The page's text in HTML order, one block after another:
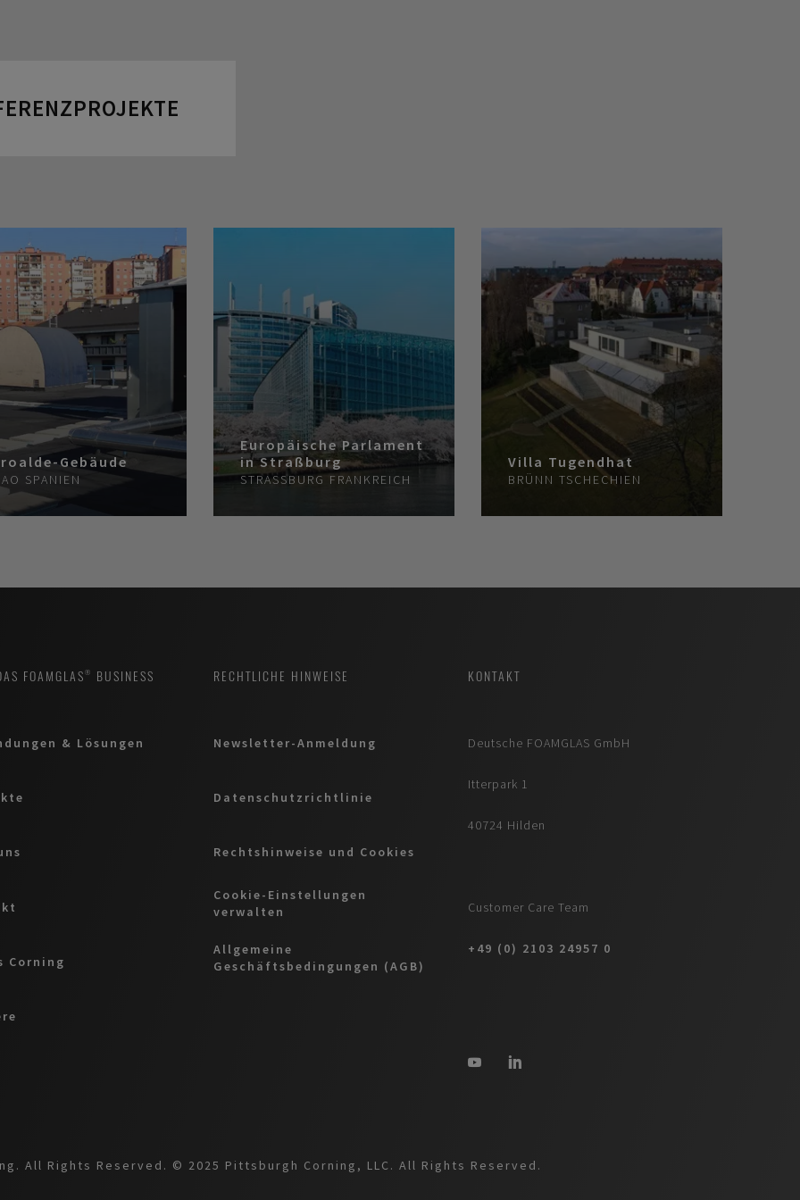
Gebäude
SPANIEN
Europäische Parlament
in Straßburg
STRASSBURG FRANKREICH
Villa Tugendhat
BRÜNN TSCHECHIEN
FOAMGLAS® BUSINESS
& Lösungen
Corning
RECHTLICHE HINWEISE
Newsletter-Anmeldung
Datenschutzrichtlinie
Rechtshinweise und Cookies
Cookie-Einstellungen
verwalten
Allgemeine
Geschäftsbedingungen (AGB)
KONTAKT
Deutsche FOAMGLAS GmbH
Itterpark 1
40724 Hilden
Customer Care Team
+49 (0) 2103 24957 0
All Rights Reserved. © 2025 Pittsburgh Corning, LLC. All Rights Reserved.